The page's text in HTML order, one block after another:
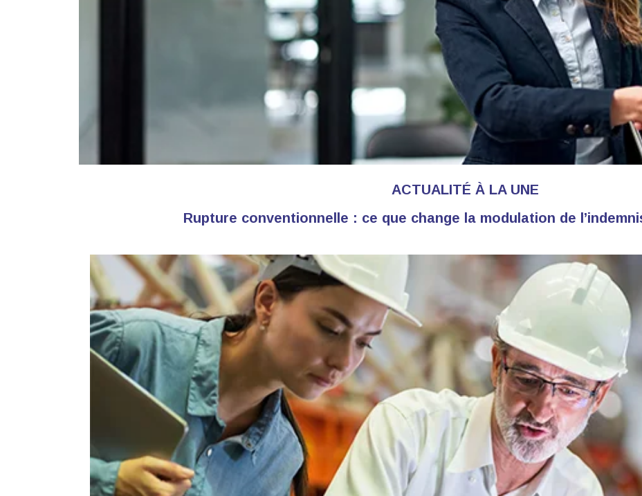
ACTUALITÉ À LA UNE
Rupture conventionnelle : ce que change la modulation de